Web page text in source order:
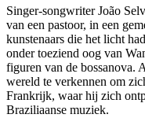
Singer-songwriter João
van een pastoor, in een
kunstenaars die het licht
onder toeziend oog van
figuren van de bossanova.
wereld te verkennen om
Frankrijk, waar hij zich
Braziliaanse muziek.